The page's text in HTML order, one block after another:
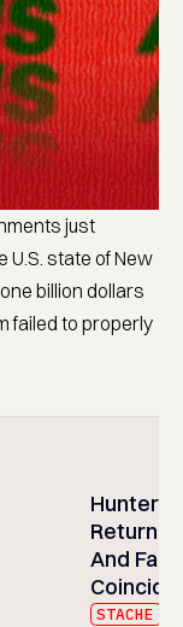
just
U.S. state of New
billion dollars
failed to properly
Hunter
And
STACHE